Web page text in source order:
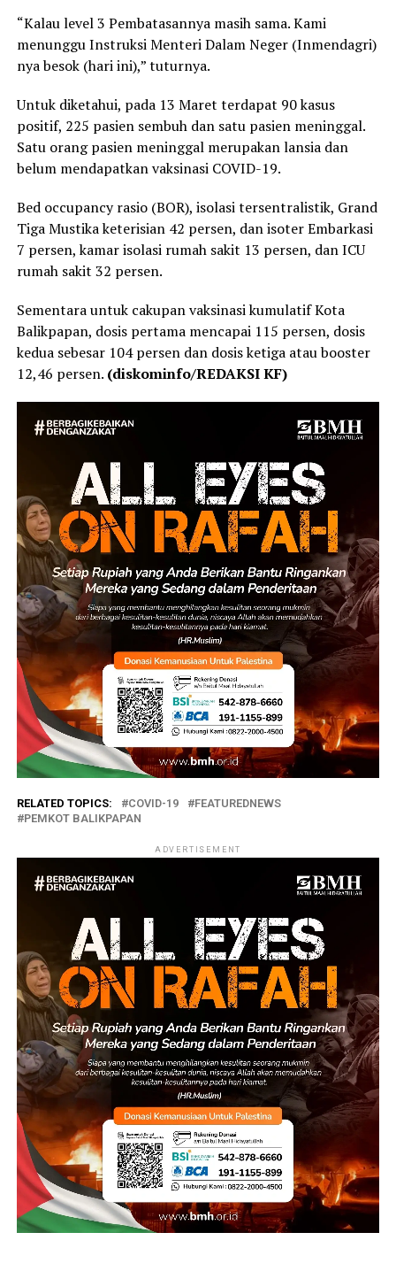
“Kalau level 3 Pembatasannya masih sama. Kami
menunggu Instruksi Menteri Dalam Neger (Inmendagri)
nya besok (hari ini),” tuturnya.
Untuk diketahui, pada 13 Maret terdapat 90 kasus
positif, 225 pasien sembuh dan satu pasien meninggal.
Satu orang pasien meninggal merupakan lansia dan
belum mendapatkan vaksinasi COVID-19.
Bed occupancy rasio (BOR), isolasi tersentralistik, Grand
Tiga Mustika keterisian 42 persen, dan isoter Embarkasi
7 persen, kamar isolasi rumah sakit 13 persen, dan ICU
rumah sakit 32 persen.
Sementara untuk cakupan vaksinasi kumulatif Kota
Balikpapan, dosis pertama mencapai 115 persen, dosis
kedua sebesar 104 persen dan dosis ketiga atau booster
12,46 persen. (diskominfo/REDAKSI KF)
RELATED TOPICS: COVID-19
FEATUREDNEWS
PEMKOT BALIKPAPAN
ADVERTISEMENT